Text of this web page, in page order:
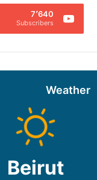
7٬640
Subscribers
Weather
Beirut